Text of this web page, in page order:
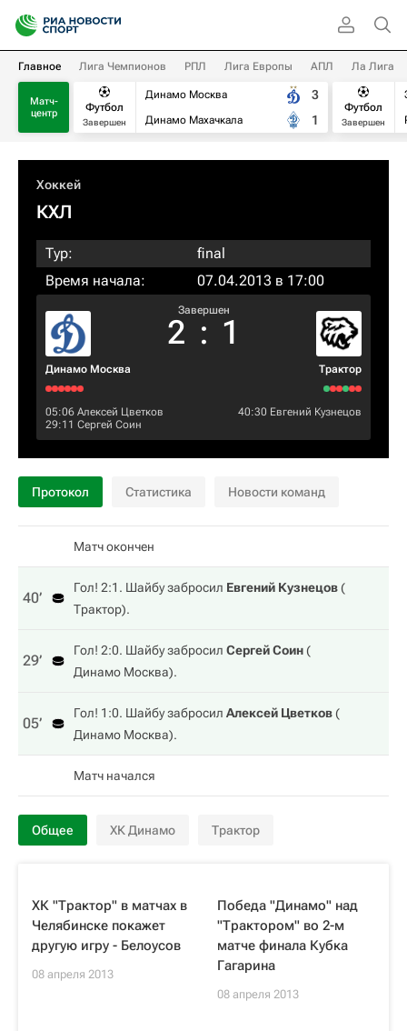
Главное Лига Чемпионов РПЛ Лига Европы АПЛ Ла Лига
Матч-
центр
Футбол
Завершен
Динамо Москва
Динамо Махачкала
3
1
Футбол
Завершен
Хоккей
КХЛ
Тур:
final
Время начала:
07.04.2013 в 17:00
Динамо Москва
Завершен
2 : 1
Трактор
05:06 Алексей Цветков
29:11 Сергей Соин
40:30 Евгений Кузнецов
Протокол Статистика Новости команд
Матч окончен
40‎’‎
Гол! 2:1. Шайбу забросил Евгений Кузнецов(
Трактор).
29‎’‎
Гол! 2:0. Шайбу забросил Сергей Соин(
Динамо Москва).
05‎’‎
Гол! 1:0. Шайбу забросил Алексей Цветков(
Динамо Москва).
Матч начался
Общее ХК Динамо Трактор
ХК "Трактор" в матчах в
Челябинске покажет
другую игру - Белоусов
08 апреля 2013
Победа "Динамо" над
"Трактором" во 2-м
матче финала Кубка
Гагарина
08 апреля 2013